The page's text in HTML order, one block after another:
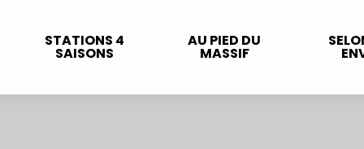
STATIONS 4
SAISONS
AU PIED DU
MASSIF